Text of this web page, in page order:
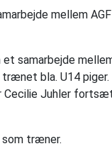
mellem
et samarbejde
trænet bla. U14
Juhler
træner.